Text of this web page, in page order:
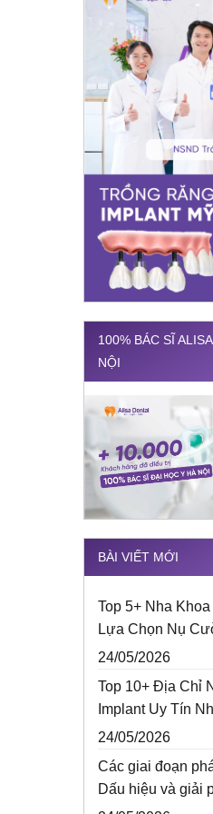
100% BÁC SĨ
NỘI
BÀI VIẾT MỚI
Top 5+ Nha
Lựa Chọn Nụ
24/05/2026
Top 10+ Địa Chỉ
Implant Uy Tín
24/05/2026
Các giai đoạn
Dấu hiệu và giải